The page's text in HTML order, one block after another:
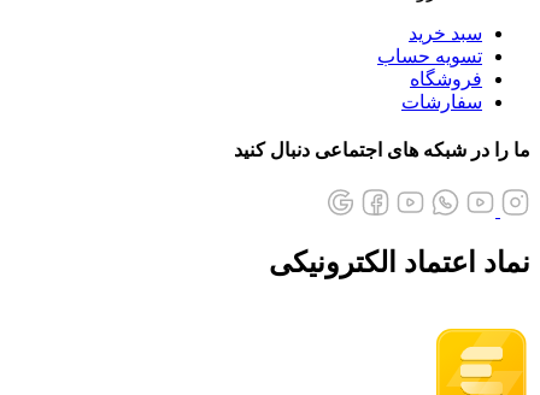
سبد خرید
تسویه حساب
فروشگاه
سفارشات
ما را در شبکه های اجتماعی دنبال کنید
نماد اعتماد الکترونیکی